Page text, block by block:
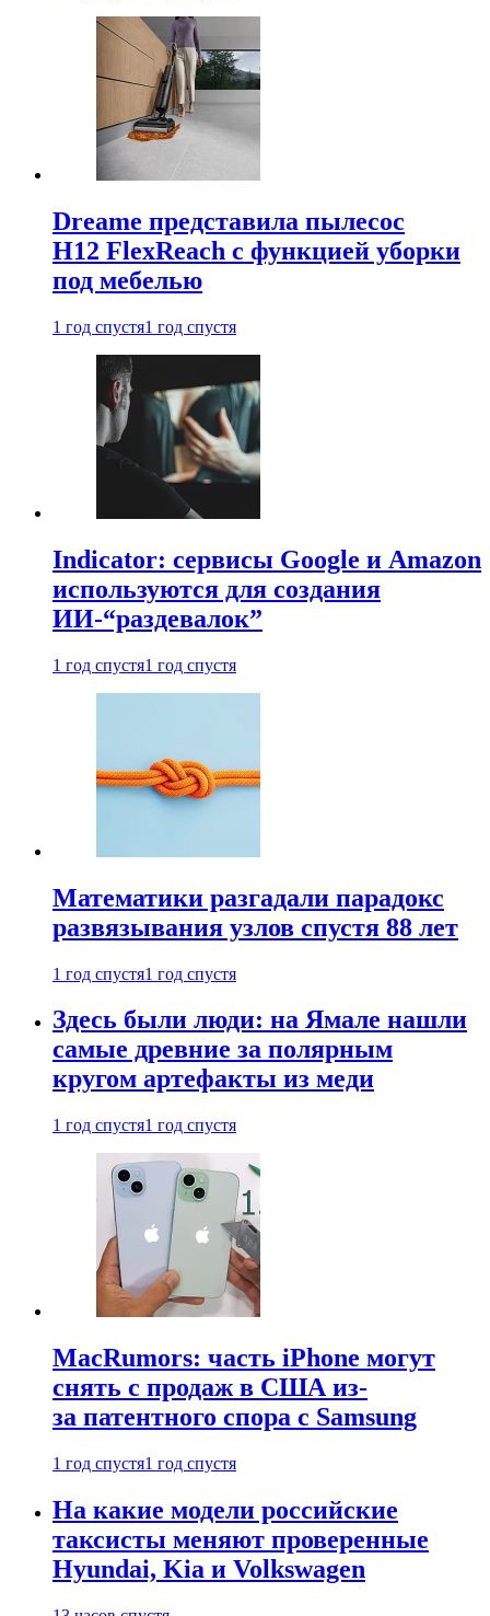
Dreame представила пылесос
H12 FlexReach с функцией уборки
под мебелью
1 год спустя1 год спустя
Indicator: сервисы Google и Amazon
используются для создания
ИИ-“раздевалок”
1 год спустя1 год спустя
Математики разгадали парадокс
развязывания узлов спустя 88 лет
1 год спустя1 год спустя
Здесь были люди: на Ямале нашли
самые древние за полярным
кругом артефакты из меди
1 год спустя1 год спустя
MacRumors: часть iPhone могут
снять с продаж в США из-
за патентного спора с Samsung
1 год спустя1 год спустя
На какие модели российские
таксисты меняют проверенные
Hyundai, Kia и Volkswagen